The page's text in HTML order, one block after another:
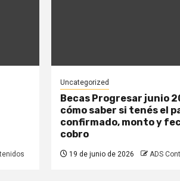
Uncategorized
Becas Progresar junio
cómo saber si tenés el
confirmado, monto y
cobro
19 de junio de 2026 ADS